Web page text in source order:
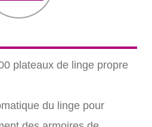
plateaux de linge propre
du linge pour